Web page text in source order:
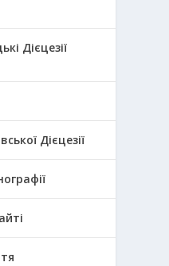
Дієцезії
Дієцезії